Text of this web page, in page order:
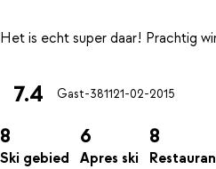
7.4 Gast-381121-02-2015
8
Ski gebied
6
Apres ski
8